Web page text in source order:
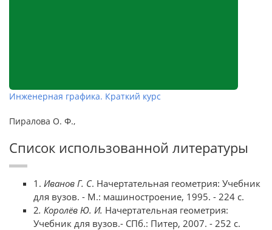
Инженерная графика. Краткий курс
Пиралова О. Ф.,
Список использованной литературы
1. Иванов Г. С. Начертательная геометрия: Учебник
для вузов. - М.: машиностроение, 1995. - 224 с.
2. Королёв Ю. И. Начертательная геометрия:
Учебник для вузов.- СПб.: Питер, 2007. - 252 с.